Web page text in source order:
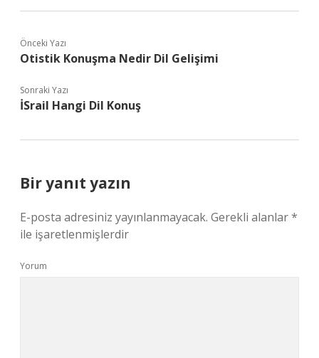
Önceki Yazı
Otistik Konuşma Nedir Dil Gelişimi
Sonraki Yazı
İSrail Hangi Dil Konuş
Bir yanıt yazın
E-posta adresiniz yayınlanmayacak. Gerekli alanlar*
ile işaretlenmişlerdir
Yorum